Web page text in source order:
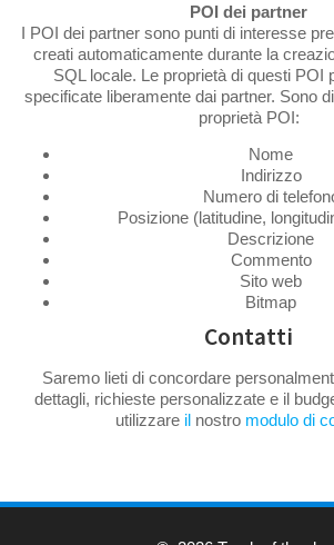
POI dei partner
I POI dei partner sono punti di interesse
creati automaticamente durante la
SQL locale. Le proprietà di questi POI
specificate liberamente dai partner. Sono
proprietà POI:
Nome
Indirizzo
Numero di
Posizione (latitudine,
Descrizione
Commento
Sito web
Bitmap
Contatti
Saremo lieti di concordare
dettagli, richieste personalizzate e il
utilizzare il nostro modulo di